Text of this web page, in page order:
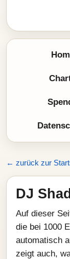
← zurück zur
DJ
Auf dieser
die bei 1000
automatisch
zeigt auch,